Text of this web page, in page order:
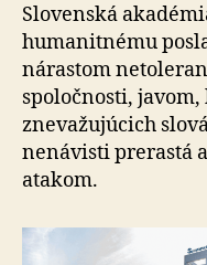
Slovenská
humanitnému
nárastom
spoločnosti,
znevažujúcich
nenávisti prerastá
atakom.